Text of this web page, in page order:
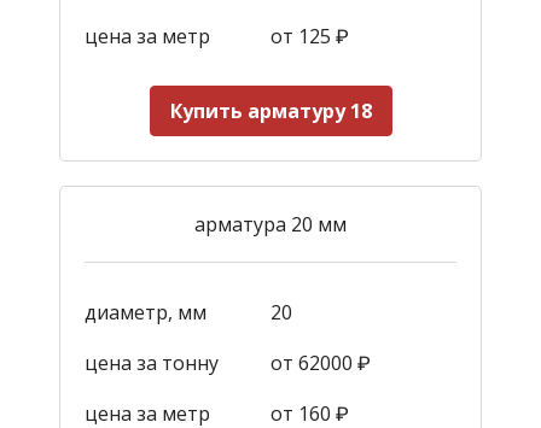
цена за метр
от 125 ₽
Купить арматуру 18
арматура 20 мм
диаметр, мм
20
цена за тонну
от 62000 ₽
цена за метр
от 160 ₽